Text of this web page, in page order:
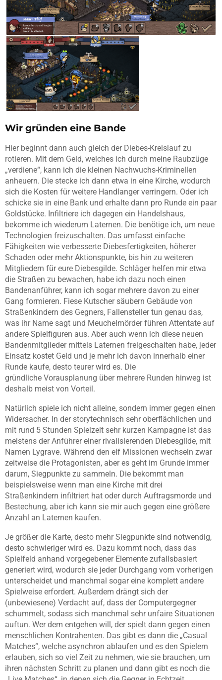
Wir gründen eine Bande
Hier beginnt dann auch gleich der Diebes-Kreislauf zu
rotieren. Mit dem Geld, welches ich durch meine Raubzüge
„verdiene“, kann ich die kleinen Nachwuchs-Kriminellen
anheuern. Die stecke ich dann etwa in eine Kirche, wodurch
sich die Kosten für weitere Handlanger verringern. Oder ich
schicke sie in eine Bank und erhalte dann pro Runde ein paar
Goldstücke. Infiltriere ich dagegen ein Handelshaus,
bekomme ich wiederum Laternen. Die benötige ich, um neue
Technologien freizuschalten. Das umfasst einfache
Fähigkeiten wie verbesserte Diebesfertigkeiten, höherer
Schaden oder mehr Aktionspunkte, bis hin zu weiteren
Mitgliedern für eure Diebesgilde. Schläger helfen mir etwa
die Straßen zu bewachen, habe ich dazu noch einen
Bandenanführer, kann ich sogar mehrere davon zu einer
Gang formieren. Fiese Kutscher säubern Gebäude von
Straßenkindern des Gegners, Fallensteller tun genau das,
was ihr Name sagt und Meuchelmörder führen Attentate auf
andere Spielfiguren aus. Aber auch wenn ich diese neuen
Bandenmitglieder mittels Laternen freigeschalten habe, jeder
Einsatz kostet Geld und je mehr ich davon innerhalb einer
Runde kaufe, desto teurer wird es. Die
gründliche Vorausplanung über mehrere Runden hinweg ist
deshalb meist von Vorteil.
Natürlich spiele ich nicht alleine, sondern immer gegen einen
Widersacher. In der storytechnisch sehr oberflächlichen und
mit rund 5 Stunden Spielzeit sehr kurzen Kampagne ist das
meistens der Anführer einer rivalisierenden Diebesgilde, mit
Namen Lygrave. Während den elf Missionen wechseln zwar
zeitweise die Protagonisten, aber es geht im Grunde immer
darum, Siegpunkte zu sammeln. Die bekommt man
beispielsweise wenn man eine Kirche mit drei
Straßenkindern infiltriert hat oder durch Auftragsmorde und
Bestechung, aber ich kann sie mir auch gegen eine größere
Anzahl an Laternen kaufen.
Je größer die Karte, desto mehr Siegpunkte sind notwendig,
desto schwieriger wird es. Dazu kommt noch, dass das
Spielfeld anhand vorgegebener Elemente zufallsbasiert
generiert wird, wodurch sie jeder Durchgang vom vorherigen
unterscheidet und manchmal sogar eine komplett andere
Spielweise erfordert. Außerdem drängt sich der
(unbewiesene) Verdacht auf, dass der Computergegner
schummelt, sodass sich manchmal sehr unfaire Situationen
auftun. Wer dem entgehen will, der spielt dann gegen einen
menschlichen Kontrahenten. Das gibt es dann die „Casual
Matches“, welche asynchron ablaufen und es den Spielern
erlauben, sich so viel Zeit zu nehmen, wie sie brauchen, um
ihren nächsten Schritt zu planen und dann gibt es noch die